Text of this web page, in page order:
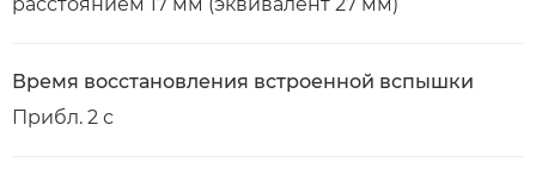
Время восстановления встроенной вспышки
Прибл. 2 с